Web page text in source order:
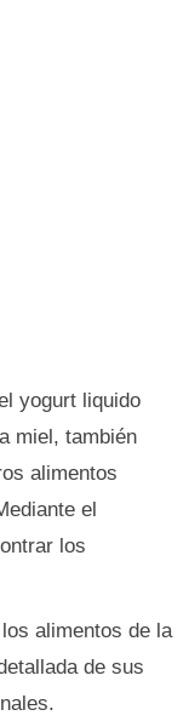
yogurt liquido
miel, también
alimentos
el
los
alimentos de la
de sus